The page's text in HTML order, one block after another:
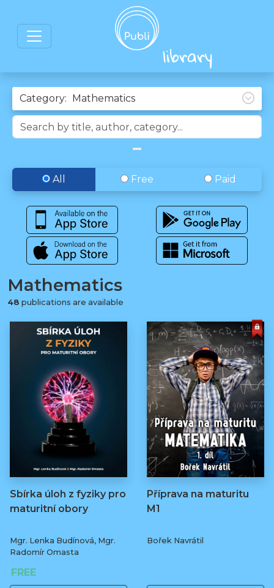
Category:
All Free Paid
Mathematics
48 publications are available
Sbírka úloh z fyziky pro
maturitní obory
Mgr. Lenka Budínová, Mgr.
Radomír Omasta
FREE
Příprava na maturitu
M1
Bořek Navrátil